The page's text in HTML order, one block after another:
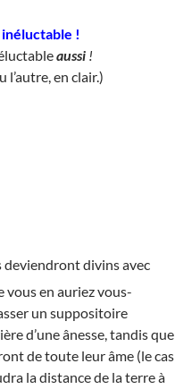
!
aussi !
en clair.)
divins avec
vous en auriez vous-
un suppositoire
d’une ânesse, tandis que
de toute leur âme (le cas
la distance de la terre à